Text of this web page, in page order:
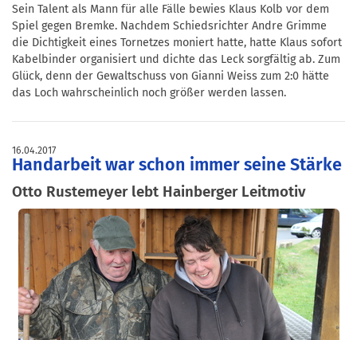
Sein Talent als Mann für alle Fälle bewies Klaus Kolb vor dem
Spiel gegen Bremke. Nachdem Schiedsrichter Andre Grimme
die Dichtigkeit eines Tornetzes moniert hatte, hatte Klaus sofort
Kabelbinder organisiert und dichte das Leck sorgfältig ab. Zum
Glück, denn der Gewaltschuss von Gianni Weiss zum 2:0 hätte
das Loch wahrscheinlich noch größer werden lassen.
16.04.2017
Handarbeit war schon immer seine Stärke
Otto Rustemeyer lebt Hainberger Leitmotiv